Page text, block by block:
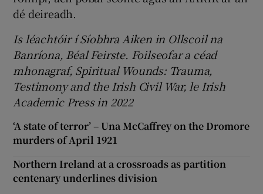
dé deireadh.
Is léachtóir í Síobhra Aiken in Ollscoil na
Banríona, Béal Feirste. Foilseofar a céad
mhonagraf, Spiritual Wounds: Trauma,
Testimony and the Irish Civil War, le Irish
Academic Press in 2022
‘A state of terror’ – Una McCaffrey on the Dromore
murders of April 1921
Northern Ireland at a crossroads as partition
centenary underlines division